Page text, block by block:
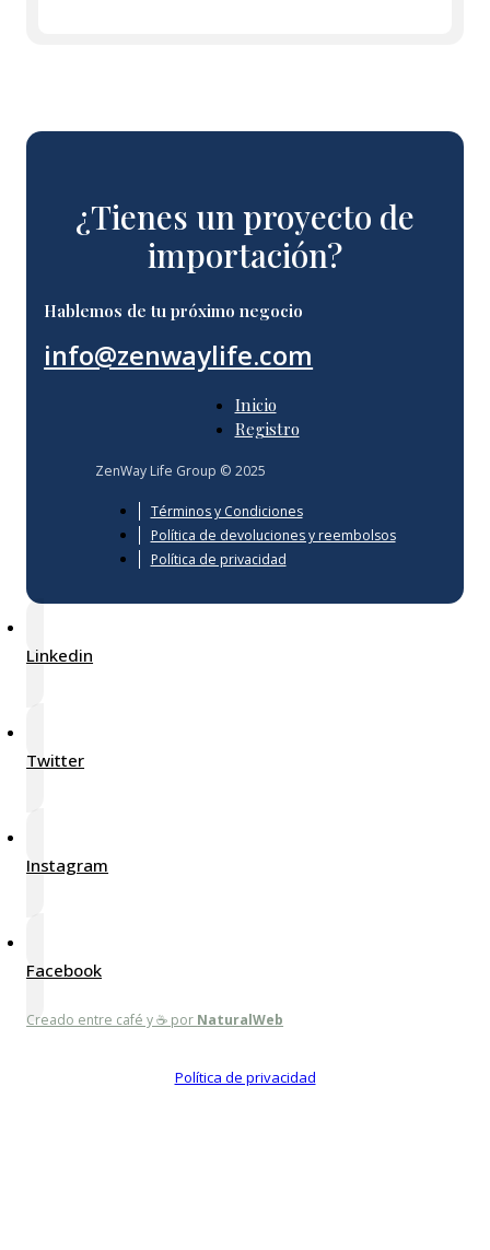
¿Tienes un proyecto de
importación?
Hablemos de tu próximo negocio
info@zenwaylife.com
Inicio
Registro
ZenWay Life Group © 2025
Términos y Condiciones
Política de devoluciones y reembolsos
Política de privacidad
Linkedin
Twitter
Instagram
Facebook
Creado entre café y ☕ por NaturalWeb
Política de privacidad